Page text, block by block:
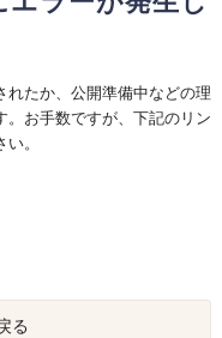
れたか、公開準備中などの理
。お手数ですが、下記のリン
。
る